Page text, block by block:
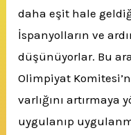
daha eşit hale
İspanyolların ve
düşünüyorlar. Bu
Olimpiyat
varlığını
uygulanıp